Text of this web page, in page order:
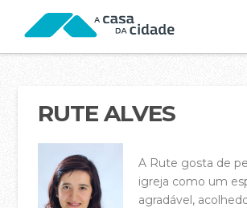
Visão e Missão
Os Nossos Propósitos
Declaração de Fé
RUTE ALVES
A Rute gosta de
igreja como um
agradável,